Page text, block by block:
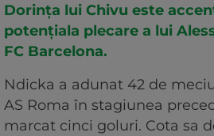
Dorința lui Chivu este
potențiala plecare a lui
FC Barcelona.
Ndicka a adunat 42 de
AS Roma în stagiunea
marcat cinci goluri. Cota sa